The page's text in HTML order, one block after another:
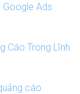
Google Ads
Cáo Trong Lĩnh
cáo